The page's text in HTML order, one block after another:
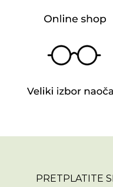
PRETPLATITE